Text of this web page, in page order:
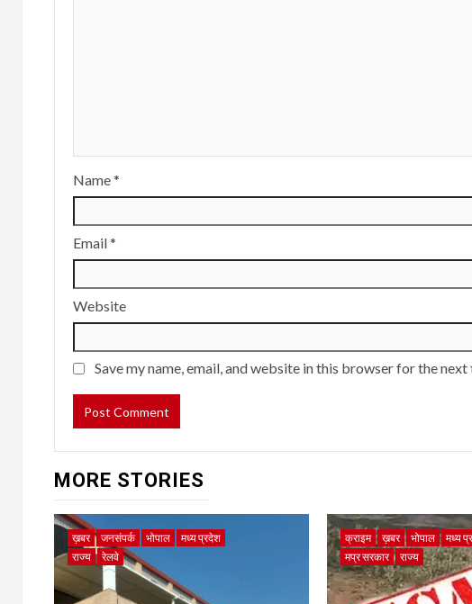
Name*
Email*
Website
Save my name, email, and website in this browser for the
MORE STORIES
ख़बर जनसंपर्क भोपाल
मध्य प्रदेश
राज्य
रेलवे
क्राइम ख़बर भोपाल
मध्य
मप्र सरकार
राज्य